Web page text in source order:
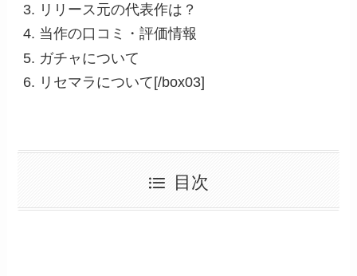
リリース元の代表作は？
当作の口コミ・評価情報
ガチャについて
リセマラについて[/box03]
目次